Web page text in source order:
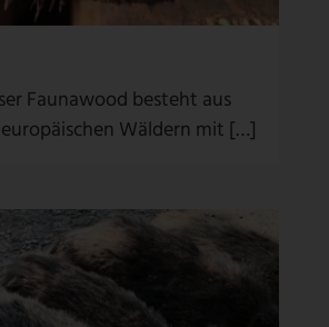
Faunawood besteht aus
Wäldern mit […]